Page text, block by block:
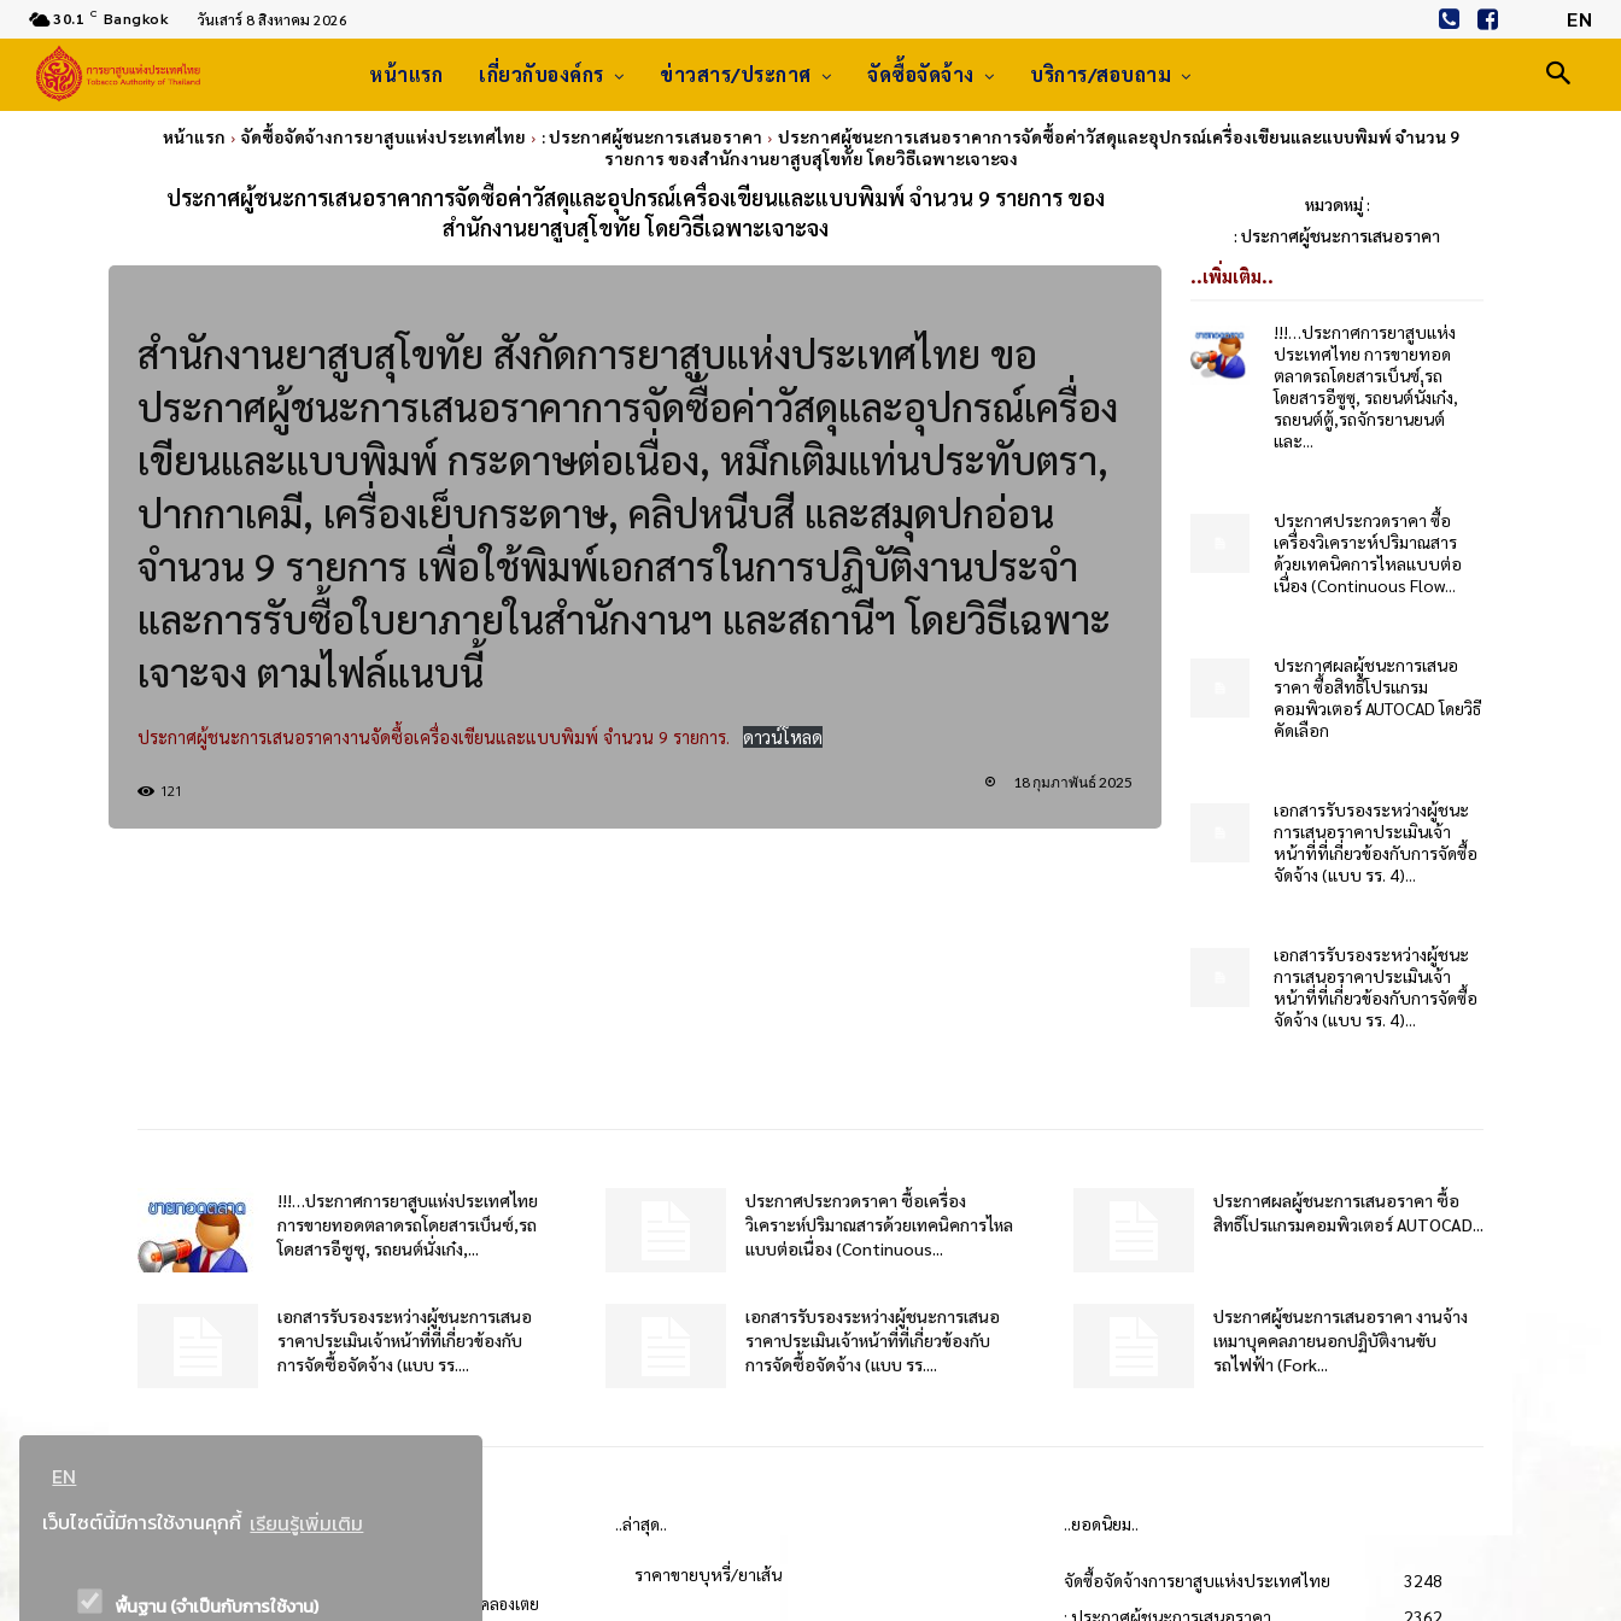
EN
เว็บไซต์นี้มีการใช้งานคุกกี้ เรียนรู้เพิ่มเติม
พื้นฐาน (จำเป็นกับการใช้งาน)
30.1 C Bangkok วันเสาร์ 8 สิงหาคม 2026 EN
หน้าแรก เกี่ยวกับองค์กร ข่าวสาร/ประกาศ จัดซื้อจัดจ้าง บริการ/สอบถาม
หน้าแรก จัดซื้อจัดจ้างการยาสูบแห่งประเทศไทย : ประกาศผู้ชนะการเสนอราคา
ประกาศผู้ชนะการเสนอราคาการจัดซื้อค่าวัสดุและอุปกรณ์เครื่องเขียนและแบบพิมพ์ จำนวน 9
รายการ ของสำนักงานยาสูบสุโขทัย โดยวิธีเฉพาะเจาะจง
ประกาศผู้ชนะการเสนอราคาการจัดซื้อค่าวัสดุและอุปกรณ์เครื่องเขียนและแบบพิมพ์ จำนวน 9 รายการ ของ
สำนักงานยาสูบสุโขทัย โดยวิธีเฉพาะเจาะจง
หมวดหมู่ :
: ประกาศผู้ชนะการเสนอราคา
สำนักงานยาสูบสุโขทัย สังกัดการยาสูบแห่งประเทศไทย ขอ
ประกาศผู้ชนะการเสนอราคาการจัดซื้อค่าวัสดุและอุปกรณ์เครื่อง
เขียนและแบบพิมพ์ กระดาษต่อเนื่อง, หมึกเติมแท่นประทับตรา,
ปากกาเคมี, เครื่องเย็บกระดาษ, คลิปหนีบสี และสมุดปกอ่อน
จำนวน 9 รายการ เพื่อใช้พิมพ์เอกสารในการปฏิบัติงานประจำ
และการรับซื้อใบยาภายในสำนักงานฯ และสถานีฯ โดยวิธีเฉพาะ
เจาะจง ตามไฟล์แนบนี้
ประกาศผู้ชนะการเสนอราคางานจัดซื้อเครื่องเขียนและแบบพิมพ์ จำนวน 9 รายการ. ดาวน์โหลด
121 18 กุมภาพันธ์ 2025
..เพิ่มเติม..
!!!…ประกาศการยาสูบแห่ง
ประเทศไทย การขายทอด
ตลาดรถโดยสารเบ็นซ์,รถ
โดยสารอีซูซุ, รถยนต์นั่งเก๋ง,
รถยนต์ตู้,รถจักรยานยนต์
และ...
ประกาศประกวดราคา ซื้อ
เครื่องวิเคราะห์ปริมาณสาร
ด้วยเทคนิคการไหลแบบต่อ
เนื่อง (Continuous Flow...
ประกาศผลผู้ชนะการเสนอ
ราคา ซื้อสิทธิโปรแกรม
คอมพิวเตอร์ AUTOCAD โดยวิธี
คัดเลือก
เอกสารรับรองระหว่างผู้ชนะ
การเสนอราคาประเมินเจ้า
หน้าที่ที่เกี่ยวข้องกับการจัดซื้อ
จัดจ้าง (แบบ รร. 4)...
เอกสารรับรองระหว่างผู้ชนะ
การเสนอราคาประเมินเจ้า
หน้าที่ที่เกี่ยวข้องกับการจัดซื้อ
จัดจ้าง (แบบ รร. 4)...
!!!…ประกาศการยาสูบแห่งประเทศไทย
การขายทอดตลาดรถโดยสารเบ็นซ์,รถ
โดยสารอีซูซุ, รถยนต์นั่งเก๋ง,...
ประกาศประกวดราคา ซื้อเครื่อง
วิเคราะห์ปริมาณสารด้วยเทคนิคการไหล
แบบต่อเนื่อง (Continuous...
ประกาศผลผู้ชนะการเสนอราคา ซื้อ
สิทธิโปรแกรมคอมพิวเตอร์ AUTOCAD...
เอกสารรับรองระหว่างผู้ชนะการเสนอ
ราคาประเมินเจ้าหน้าที่ที่เกี่ยวข้องกับ
การจัดซื้อจัดจ้าง (แบบ รร....
เอกสารรับรองระหว่างผู้ชนะการเสนอ
ราคาประเมินเจ้าหน้าที่ที่เกี่ยวข้องกับ
การจัดซื้อจัดจ้าง (แบบ รร....
ประกาศผู้ชนะการเสนอราคา งานจ้าง
เหมาบุคคลภายนอกปฏิบัติงานขับ
รถไฟฟ้า (Fork...
ที่อยู่ : 184 ถนนพระรามที่ 4 แขวงคลองเตย เขตคลองเตย
..ล่าสุด..
ราคาขายบุหรี่/ยาเส้น
..ยอดนิยม..
จัดซื้อจัดจ้างการยาสูบแห่งประเทศไทย
3248
: ประกาศผู้ชนะการเสนอราคา
2362